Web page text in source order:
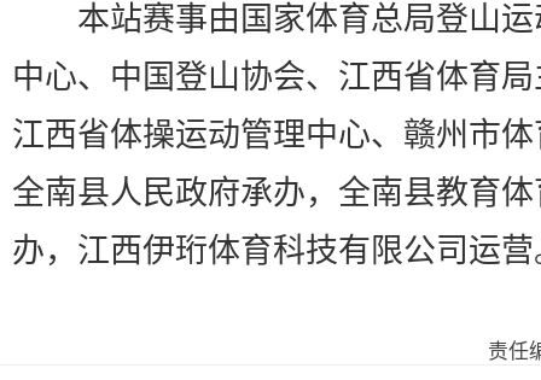
本站赛事由国家体育总局登山运
中心、中国登山协会、江西省体育
江西省体操运动管理中心、赣州市
全南县人民政府承办，全南县教育
办，江西伊珩体育科技有限公司运
责任